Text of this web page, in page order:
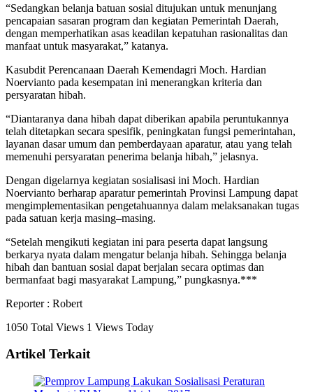
“Sedangkan belanja batuan sosial ditujukan untuk menunjang
pencapaian sasaran program dan kegiatan Pemerintah Daerah,
dengan memperhatikan asas keadilan kepatuhan rasionalitas dan
manfaat untuk masyarakat,” katanya.
Kasubdit Perencanaan Daerah Kemendagri Moch. Hardian
Noervianto pada kesempatan ini menerangkan kriteria dan
persyaratan hibah.
“Diantaranya dana hibah dapat diberikan apabila peruntukannya
telah ditetapkan secara spesifik, peningkatan fungsi pemerintahan,
layanan dasar umum dan pemberdayaan aparatur, atau yang telah
memenuhi persyaratan penerima belanja hibah,” jelasnya.
Dengan digelarnya kegiatan sosialisasi ini Moch. Hardian
Noervianto berharap aparatur pemerintah Provinsi Lampung dapat
mengimplementasikan pengetahuannya dalam melaksanakan tugas
pada satuan kerja masing–masing.
“Setelah mengikuti kegiatan ini para peserta dapat langsung
berkarya nyata dalam mengatur belanja hibah. Sehingga belanja
hibah dan bantuan sosial dapat berjalan secara optimas dan
bermanfaat bagi masyarakat Lampung,” pungkasnya.***
Reporter : Robert
1050 Total Views 1 Views Today
Artikel Terkait